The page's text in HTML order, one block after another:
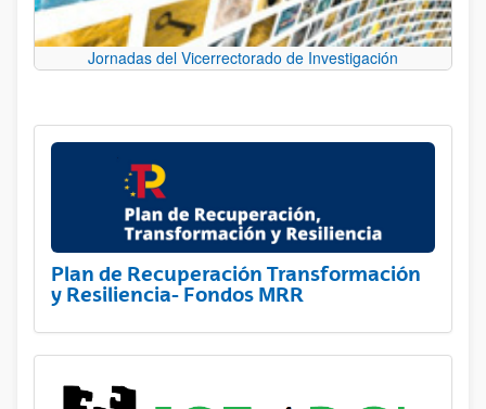
Jornadas del Vicerrectorado de Investigación
Plan de Recuperación Transformación
y Resiliencia- Fondos MRR